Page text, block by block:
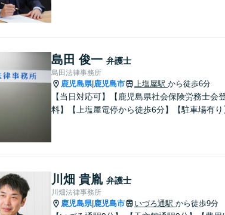
島田 俊一 弁護士
島田法律事務所
鹿児島県| 鹿児島市 上塩屋駅 から徒歩6分
【当日対応可】【鹿児島県社会保険労務士
料】【上塩屋電停から徒歩6分】【駐車場有り
川畑 貴胤 弁護士
川畑法律事務所
鹿児島県| 鹿児島市 いづろ通駅 から徒歩9分